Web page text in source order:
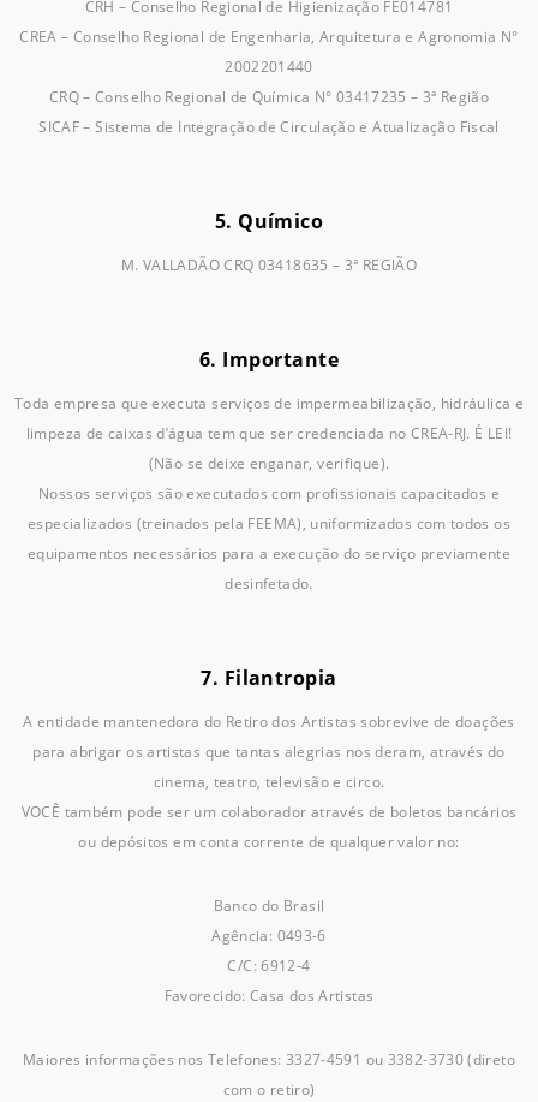
CRH – Conselho Regional de Higienização FE014781
CREA – Conselho Regional de Engenharia, Arquitetura e Agronomia N°
2002201440
CRQ – Conselho Regional de Química N° 03417235 – 3ª Região
SICAF – Sistema de Integração de Circulação e Atualização Fiscal
5. Químico
M. VALLADÃO CRQ 03418635 – 3ª REGIÃO
6. Importante
Toda empresa que executa serviços de impermeabilização, hidráulica e
limpeza de caixas d’água tem que ser credenciada no CREA-RJ. É LEI!
(Não se deixe enganar, verifique).
Nossos serviços são executados com profissionais capacitados e
especializados (treinados pela FEEMA), uniformizados com todos os
equipamentos necessários para a execução do serviço previamente
desinfetado.
7. Filantropia
A entidade mantenedora do Retiro dos Artistas sobrevive de doações
para abrigar os artistas que tantas alegrias nos deram, através do
cinema, teatro, televisão e circo.
VOCÊ também pode ser um colaborador através de boletos bancários
ou depósitos em conta corrente de qualquer valor no:
Banco do Brasil
Agência: 0493-6
C/C: 6912-4
Favorecido: Casa dos Artistas
Maiores informações nos Telefones: 3327-4591 ou 3382-3730 (direto
com o retiro)